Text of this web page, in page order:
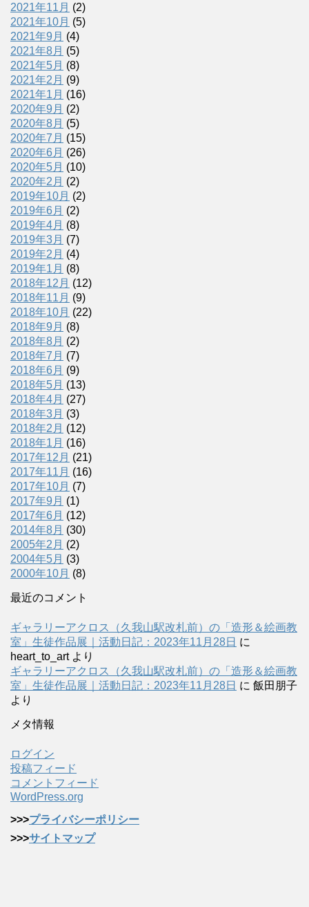
2021年11月 (2)
2021年10月 (5)
2021年9月 (4)
2021年8月 (5)
2021年5月 (8)
2021年2月 (9)
2021年1月 (16)
2020年9月 (2)
2020年8月 (5)
2020年7月 (15)
2020年6月 (26)
2020年5月 (10)
2020年2月 (2)
2019年10月 (2)
2019年6月 (2)
2019年4月 (8)
2019年3月 (7)
2019年2月 (4)
2019年1月 (8)
2018年12月 (12)
2018年11月 (9)
2018年10月 (22)
2018年9月 (8)
2018年8月 (2)
2018年7月 (7)
2018年6月 (9)
2018年5月 (13)
2018年4月 (27)
2018年3月 (3)
2018年2月 (12)
2018年1月 (16)
2017年12月 (21)
2017年11月 (16)
2017年10月 (7)
2017年9月 (1)
2017年6月 (12)
2014年8月 (30)
2005年2月 (2)
2004年5月 (3)
2000年10月 (8)
最近のコメント
ギャラリーアクロス（久我山駅改札前）の「造形＆絵画教
室」生徒作品展｜活動日記：2023年11月28日 に
heart_to_artより
ギャラリーアクロス（久我山駅改札前）の「造形＆絵画教
室」生徒作品展｜活動日記：2023年11月28日 に 飯田朋子
より
メタ情報
ログイン
投稿フィード
コメントフィード
WordPress.org
>>>プライバシーポリシー
>>>サイトマップ